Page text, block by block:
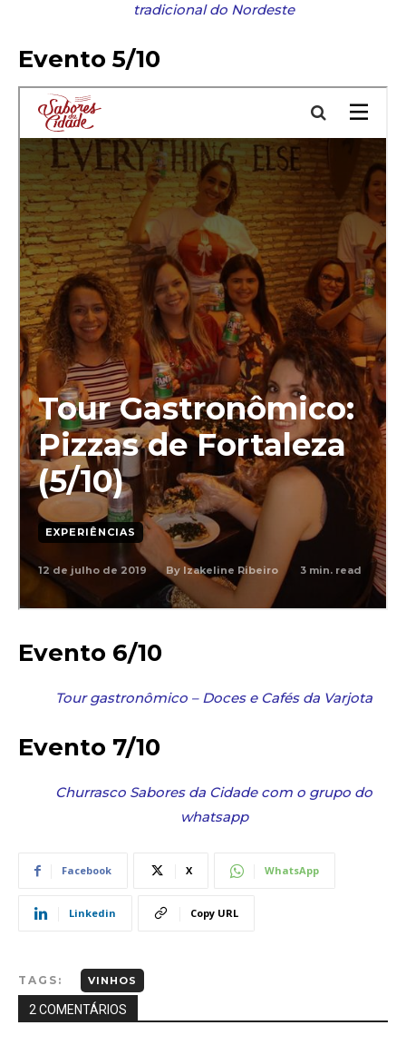
tradicional do Nordeste
Evento 5/10
Evento 6/10
Tour gastronômico – Doces e Cafés da Varjota
Evento 7/10
Churrasco Sabores da Cidade com o grupo do
whatsapp
Facebook X WhatsApp
Linkedin Copy URL
TAGS: VINHOS
2 COMENTÁRIOS